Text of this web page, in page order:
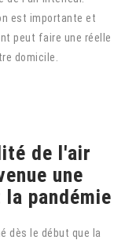
est importante et
peut faire une réelle
domicile.
de l'air
une
pandémie
dès le début que la